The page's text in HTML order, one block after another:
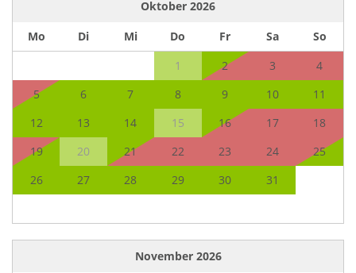
Oktober 2026
Mo
Di Mi Do Fr Sa
So
1
2 3
4
5
6 7 8 9 10
11
12
13 14 15 16 17
18
19
20 21 22 23 24
25
26
27 28 29 30 31
November 2026